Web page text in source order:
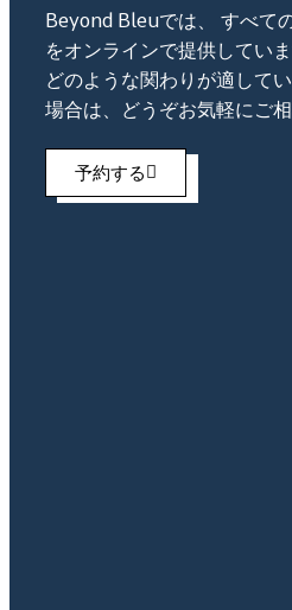
Beyond Bleuでは、 すべて
をオンラインで提供してい
どのような関わりが適して
場合は、どうぞお気軽にご相
予約する